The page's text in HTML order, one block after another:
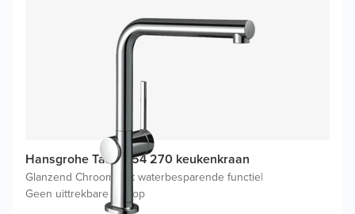
Hansgrohe Talis M54 270 keukenkraan
Glanzend Chroom Met waterbesparende functie|
Geen uittrekbare uitloop